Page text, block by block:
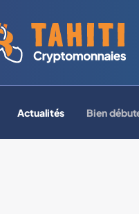
Retour à la page d'accueil
Actualités Bien